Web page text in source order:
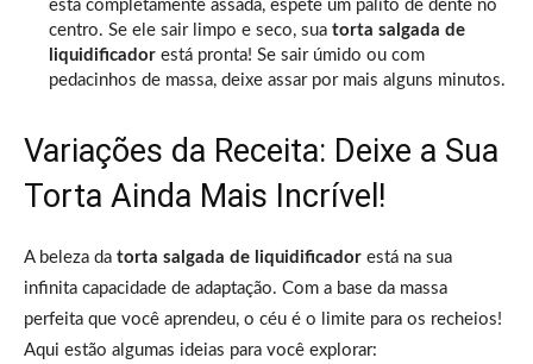
está completamente assada, espete um palito de dente no
centro. Se ele sair limpo e seco, sua torta salgada de
liquidificador está pronta! Se sair úmido ou com
pedacinhos de massa, deixe assar por mais alguns minutos.
Variações da Receita: Deixe a Sua
Torta Ainda Mais Incrível!
A beleza da torta salgada de liquidificador está na sua
infinita capacidade de adaptação. Com a base da massa
perfeita que você aprendeu, o céu é o limite para os recheios!
Aqui estão algumas ideias para você explorar: